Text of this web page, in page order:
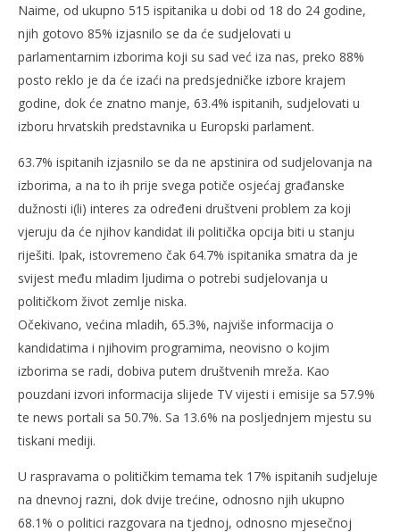
Naime, od ukupno 515 ispitanika u dobi od 18 do 24 godine,
njih gotovo 85% izjasnilo se da će sudjelovati u
parlamentarnim izborima koji su sad već iza nas, preko 88%
posto reklo je da će izaći na predsjedničke izbore krajem
godine, dok će znatno manje, 63.4% ispitanih, sudjelovati u
izboru hrvatskih predstavnika u Europski parlament.
63.7% ispitanih izjasnilo se da ne apstinira od sudjelovanja na
izborima, a na to ih prije svega potiče osjećaj građanske
dužnosti i(li) interes za određeni društveni problem za koji
vjeruju da će njihov kandidat ili politička opcija biti u stanju
riješiti. Ipak, istovremeno čak 64.7% ispitanika smatra da je
svijest među mladim ljudima o potrebi sudjelovanja u
političkom život zemlje niska.
Očekivano, većina mladih, 65.3%, najviše informacija o
kandidatima i njihovim programima, neovisno o kojim
izborima se radi, dobiva putem društvenih mreža. Kao
pouzdani izvori informacija slijede TV vijesti i emisije sa 57.9%
te news portali sa 50.7%. Sa 13.6% na posljednjem mjestu su
tiskani mediji.
U raspravama o političkim temama tek 17% ispitanih sudjeluje
na dnevnoj razni, dok dvije trećine, odnosno njih ukupno
68.1% o politici razgovara na tjednoj, odnosno mjesečnoj